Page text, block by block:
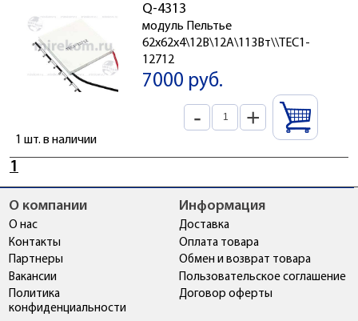
Q-4313
модуль Пельтье
62x62x4\12В\12А\113Вт\\TEC1-
12712
7000 руб.
- +
1 шт. в наличии
1
О компании
О нас
Контакты
Партнеры
Вакансии
Политика
конфиденциальности
Информация
Доставка
Оплата товара
Обмен и возврат товара
Пользовательское соглашение
Договор оферты